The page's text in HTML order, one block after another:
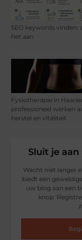
SEO keywords vinden:
het aan
Fysiotherapie in
professioneel werken
herstel en vitaliteit
Sluit je
Wacht niet langer
biedt een
uw blog aan een
knop